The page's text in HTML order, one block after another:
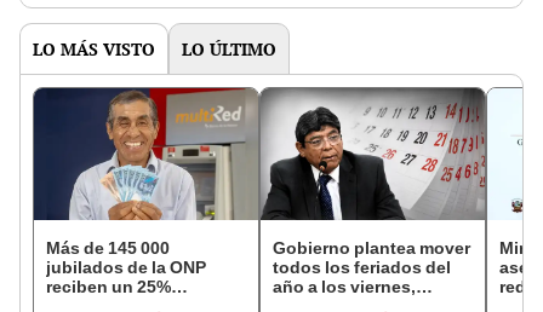
LO MÁS VISTO LO ÚLTIMO
Más de 145 000
jubilados de la ONP
reciben un 25%
Gobierno plantea mover
todos los feriados del
año a los viernes,